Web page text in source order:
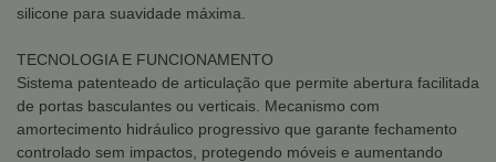
silicone para suavidade máxima.
TECNOLOGIA E FUNCIONAMENTO
Sistema patenteado de articulação que permite abertura facilitada
de portas basculantes ou verticais. Mecanismo com
amortecimento hidráulico progressivo que garante fechamento
controlado sem impactos, protegendo móveis e aumentando